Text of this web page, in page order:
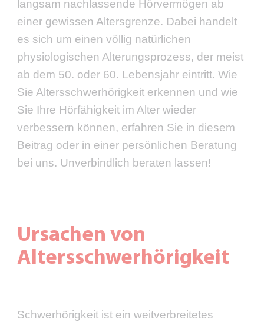
langsam nachlassende Hörvermögen ab
einer gewissen Altersgrenze. Dabei handelt
es sich um einen völlig natürlichen
physiologischen Alterungsprozess, der meist
ab dem 50. oder 60. Lebensjahr eintritt. Wie
Sie Altersschwerhörigkeit erkennen und wie
Sie Ihre Hörfähigkeit im Alter wieder
verbessern können, erfahren Sie in diesem
Beitrag oder in einer persönlichen Beratung
bei uns. Unverbindlich beraten lassen!
Ursachen von
Altersschwerhörigkeit
Schwerhörigkeit ist ein weitverbreitetes